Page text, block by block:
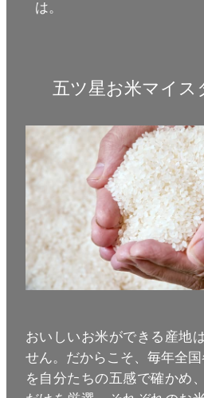
は。
五ツ星お米マイス
おいしいお米ができる産地
せん。だからこそ、毎年全
を自分たちの五感で確かめ